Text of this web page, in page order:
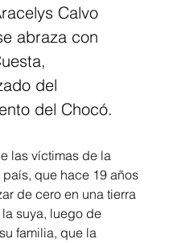
Calvo
abraza con
del
del Chocó.
las víctimas de la
que hace 19 años
de cero en una tierra
suya, luego de
familia, que la